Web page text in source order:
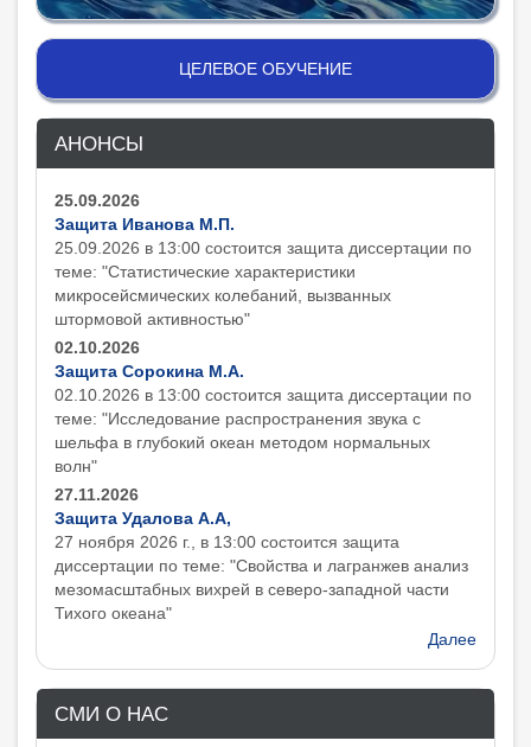
ЦЕЛЕВОЕ ОБУЧЕНИЕ
АНОНСЫ
25.09.2026
Защита Иванова М.П.
25.09.2026 в 13:00 состоится защита диcсертации по
теме: "Статистические характеристики
микросейсмических колебаний, вызванных
штормовой активностью"
02.10.2026
Защита Сорокина М.А.
02.10.2026 в 13:00 состоится защита диcсертации по
теме: "Исследование распространения звука с
шельфа в глубокий океан методом нормальных
волн"
27.11.2026
Защита Удалова А.А,
27 ноября 2026 г., в 13:00 состоится защита
диcсертации по теме: "Свойства и лагранжев анализ
мезомасштабных вихрей в северо-западной части
Тихого океана"
Далее
СМИ О НАС